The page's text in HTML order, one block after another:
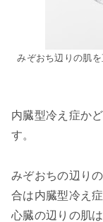
みぞおち辺りの肌
内臓型冷え症か
す。
みぞおちの辺り
合は内臓型冷え
心臓の辺りの肌